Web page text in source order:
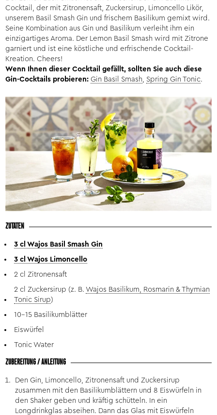
Cocktail, der mit Zitronensaft, Zuckersirup, Limoncello Likör,
unserem Basil Smash Gin und frischem Basilikum gemixt wird.
Seine Kombination aus Gin und Basilikum verleiht ihm ein
einzigartiges Aroma. Der Lemon Basil Smash wird mit Zitrone
garniert und ist eine köstliche und erfrischende Cocktail-
Kreation. Cheers!
Wenn Ihnen dieser Cocktail gefällt, sollten Sie auch diese
Gin-Cocktails probieren:Gin Basil Smash Spring Gin Tonic.
ZUTATEN
3 cl Wajos Basil Smash Gin
3 cl Wajos Limoncello
2 cl Zitronensaft
2 cl Zuckersirup (z. B. Wajos Basilikum, Rosmarin & Thymian
Tonic Sirup)
10-15 Basilikumblätter
Eiswürfel
Tonic Water
ZUBEREITUNG / ANLEITUNG
Den Gin, Limoncello, Zitronensaft und Zuckersirup
zusammen mit den Basilikumblättern und 8 Eiswürfeln in
den Shaker geben und kräftig schütteln. In ein
Longdrinkglas abseihen. Dann das Glas mit Eiswürfeln